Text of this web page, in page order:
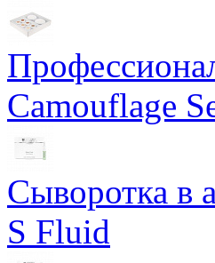
Camouflage
Сыворотка в
S Fluid